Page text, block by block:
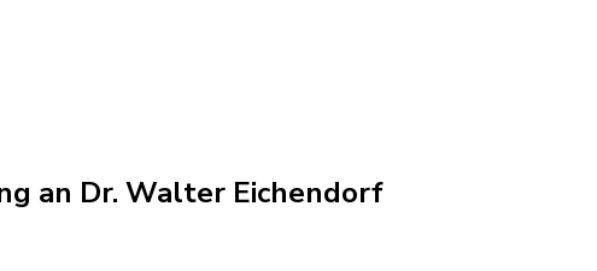
an Dr. Walter Eichendorf